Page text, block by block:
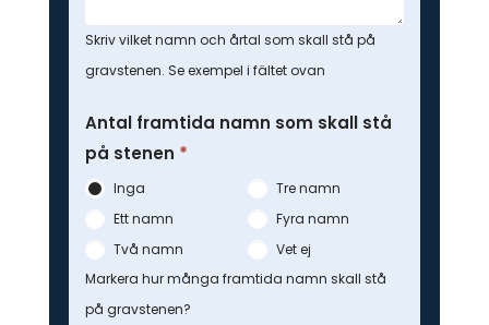
Skriv vilket namn och årtal som skall stå på
gravstenen. Se exempel i fältet ovan
Antal framtida namn som skall stå
på stenen *
Inga
Tre namn
Ett namn
Fyra namn
Två namn
Vet ej
Markera hur många framtida namn skall stå
på gravstenen?